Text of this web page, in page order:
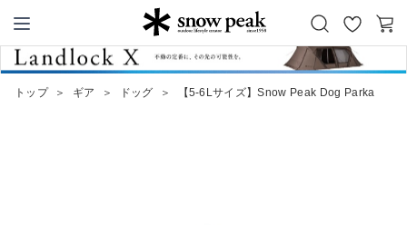
Snow Peak
お
気
カ
トップ ＞ ギア ＞ ドッグ ＞ 【5-6Lサイズ】Snow Peak Dog Parka